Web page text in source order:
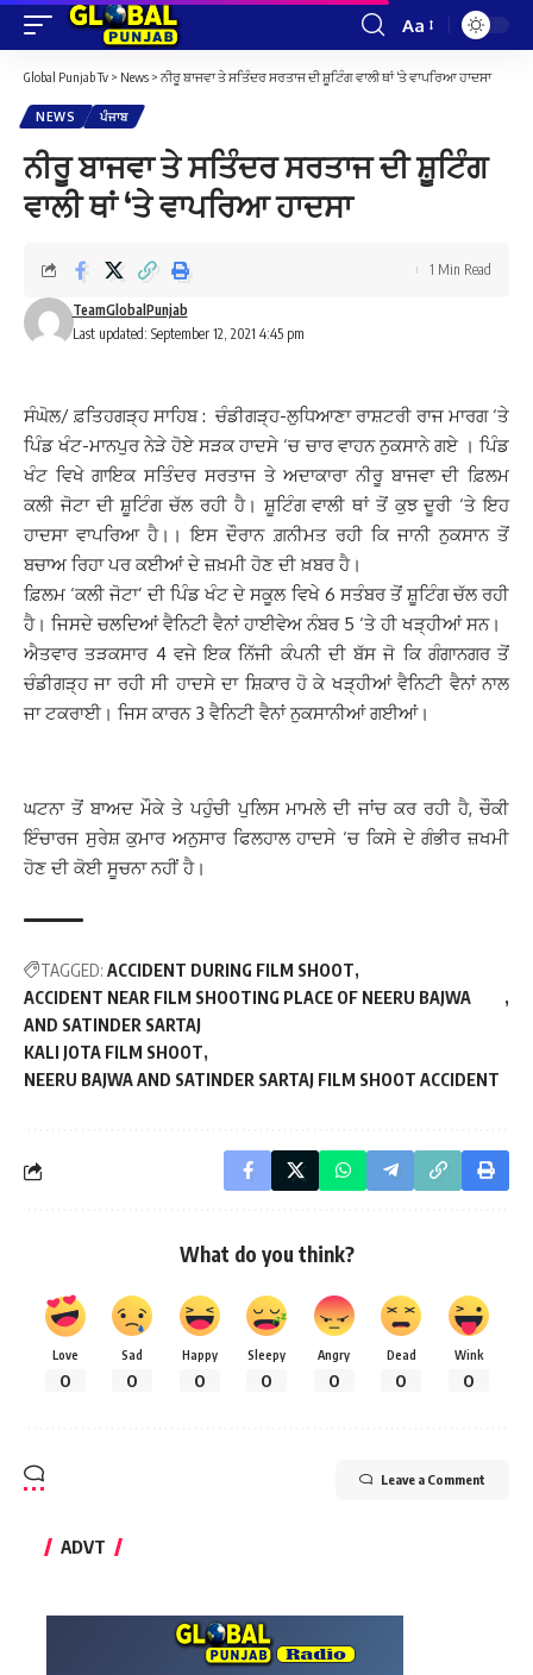
Font
Resizer
Aa
Global Punjab Tv > News > ਨੀਰੂ ਬਾਜਵਾ ਤੇ ਸਤਿੰਦਰ ਸਰਤਾਜ ਦੀ ਸ਼ੂਟਿੰਗ ਵਾਲੀ ਥਾਂ ‘ਤੇ ਵਾਪਰਿਆ ਹਾਦਸਾ
NEWS ਪੰਜਾਬ
ਨੀਰੂ ਬਾਜਵਾ ਤੇ ਸਤਿੰਦਰ ਸਰਤਾਜ ਦੀ ਸ਼ੂਟਿੰਗ
ਵਾਲੀ ਥਾਂ ‘ਤੇ ਵਾਪਰਿਆ ਹਾਦਸਾ
Last updated: September 12, 2021 4:45 pm
TeamGlobalPunjab
1 Min Read
ਸੰਘੋਲ/ ਫ਼ਤਿਹਗੜ੍ਹ ਸਾਹਿਬ : ਚੰਡੀਗੜ੍ਹ-ਲੁਧਿਆਣਾ ਰਾਸ਼ਟਰੀ ਰਾਜ ਮਾਰਗ ‘ਤੇ
ਪਿੰਡ ਖੰਟ-ਮਾਨਪੁਰ ਨੇੜੇ ਹੋਏ ਸੜਕ ਹਾਦਸੇ ‘ਚ ਚਾਰ ਵਾਹਨ ਨੁਕਸਾਨੇ ਗਏ । ਪਿੰਡ
ਖੰਟ ਵਿਖੇ ਗਾਇਕ ਸਤਿੰਦਰ ਸਰਤਾਜ ਤੇ ਅਦਾਕਾਰਾ ਨੀਰੂ ਬਾਜਵਾ ਦੀ ਫ਼ਿਲਮ
ਕਲੀ ਜੋਟਾ ਦੀ ਸ਼ੂਟਿੰਗ ਚੱਲ ਰਹੀ ਹੈ। ਸ਼ੂਟਿੰਗ ਵਾਲੀ ਥਾਂ ਤੋਂ ਕੁਝ ਦੂਰੀ ‘ਤੇ ਇਹ
ਹਾਦਸਾ ਵਾਪਰਿਆ ਹੈ‌।। ਇਸ ਦੌਰਾਨ ਗ਼ਨੀਮਤ ਰਹੀ ਕਿ ਜਾਨੀ ਨੁਕਸਾਨ ਤੋਂ
ਬਚਾਅ ਰਿਹਾ ਪਰ ਕਈਆਂ ਦੇ ਜ਼ਖ਼ਮੀ ਹੋਣ ਦੀ ਖ਼ਬਰ ਹੈ।
ਫ਼ਿਲਮ ‘ਕਲੀ ਜੋਟਾ’ ਦੀ ਪਿੰਡ ਖੰਟ ਦੇ ਸਕੂਲ ਵਿਖੇ 6 ਸਤੰਬਰ ਤੋਂ ਸ਼ੂਟਿੰਗ ਚੱਲ ਰਹੀ
ਹੈ। ਜਿਸਦੇ ਚਲਦਿਆਂ ਵੈਨਿਟੀ ਵੈਨਾਂ ਹਾਈਵੇਅ ਨੰਬਰ 5 ‘ਤੇ ਹੀ ਖੜ੍ਹੀਆਂ ਸਨ।
ਐਤਵਾਰ ਤੜਕਸਾਰ 4 ਵਜੇ ਇਕ ਨਿੱਜੀ ਕੰਪਨੀ ਦੀ ਬੱਸ ਜੋ ਕਿ ਗੰਗਾਨਗਰ ਤੋਂ
ਚੰਡੀਗੜ੍ਹ ਜਾ ਰਹੀ ਸੀ ਹਾਦਸੇ ਦਾ ਸ਼ਿਕਾਰ ਹੋ ਕੇ ਖੜ੍ਹੀਆਂ ਵੈਨਿਟੀ ਵੈਨਾਂ ਨਾਲ
ਜਾ ਟਕਰਾਈ। ਜਿਸ ਕਾਰਨ 3 ਵੈਨਿਟੀ ਵੈਨਾਂ ਨੁਕਸਾਨੀਆਂ ਗਈਆਂ।
ਘਟਨਾ ਤੋਂ ਬਾਅਦ ਮੌਕੇ ਤੇ ਪਹੁੰਚੀ ਪੁਲਿਸ ਮਾਮਲੇ ਦੀ ਜਾਂਚ ਕਰ ਰਹੀ ਹੈ, ਚੌਕੀ
ਇੰਚਾਰਜ ਸੁਰੇਸ਼ ਕੁਮਾਰ ਅਨੁਸਾਰ ਫਿਲਹਾਲ ਹਾਦਸੇ ‘ਚ ਕਿਸੇ ਦੇ ਗੰਭੀਰ ਜ਼ਖਮੀ
ਹੋਣ ਦੀ ਕੋਈ ਸੂਚਨਾ ਨਹੀਂ ਹੈ।
TAGGED: ACCIDENT DURING FILM SHOOT
ACCIDENT NEAR FILM SHOOTING PLACE OF NEERU BAJWA
AND SATINDER SARTAJ
KALI JOTA FILM SHOOT
NEERU BAJWA AND SATINDER SARTAJ FILM SHOOT ACCIDENT
What do you think?
Love
0
Sad
0
Happy
0
Sleepy
0
Angry
0
Dead
0
Wink
0
Leave a Comment
ADVT